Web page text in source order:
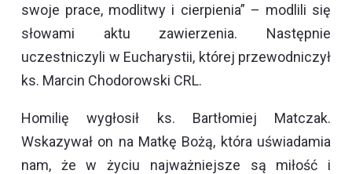
swoje prace, modlitwy i cierpienia” – modlili się
słowami aktu zawierzenia. Następnie
uczestniczyli w Eucharystii, której przewodniczył
ks. Marcin Chodorowski CRL.
Homilię wygłosił ks. Bartłomiej Matczak.
Wskazywał on na Matkę Bożą, która uświadamia
nam, że w życiu najważniejsze są miłość i